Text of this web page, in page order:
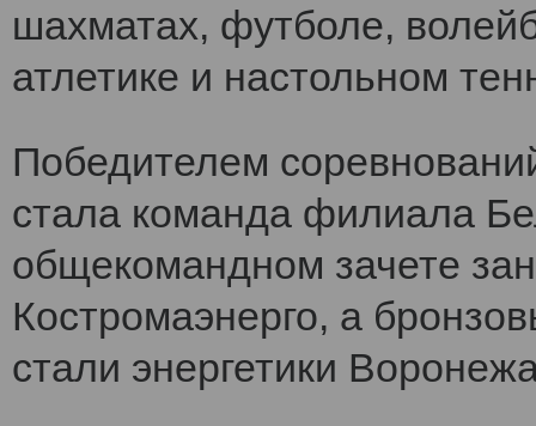
шахматах, футболе,
атлетике и настольном
Победителем
стала команда филиала
общекомандном зачете
Костромаэнерго, а
стали энергетики